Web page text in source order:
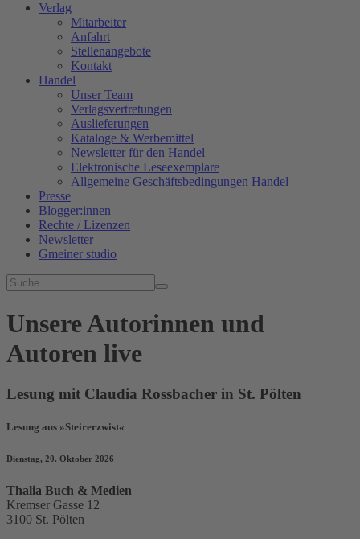
Verlag
Mitarbeiter
Anfahrt
Stellenangebote
Kontakt
Handel
Unser Team
Verlagsvertretungen
Auslieferungen
Kataloge & Werbemittel
Newsletter für den Handel
Elektronische Leseexemplare
Allgemeine Geschäftsbedingungen Handel
Presse
Blogger:innen
Rechte / Lizenzen
Newsletter
Gmeiner studio
Unsere Autorinnen und
Autoren live
Lesung mit Claudia Rossbacher in St. Pölten
Lesung aus »Steirerzwist«
Dienstag, 20. Oktober 2026
Thalia Buch & Medien
Kremser Gasse 12
3100 St. Pölten